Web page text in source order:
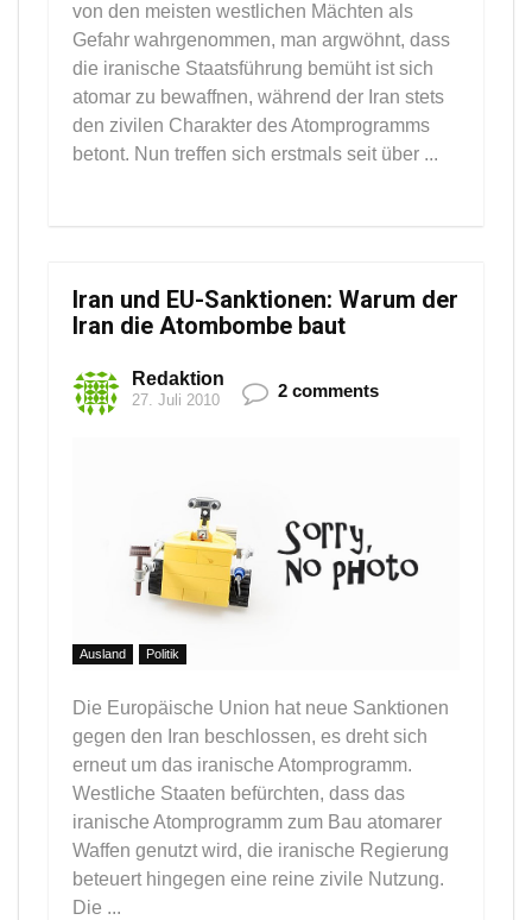
von den meisten westlichen Mächten als
Gefahr wahrgenommen, man argwöhnt, dass
die iranische Staatsführung bemüht ist sich
atomar zu bewaffnen, während der Iran stets
den zivilen Charakter des Atomprogramms
betont. Nun treffen sich erstmals seit über ...
Iran und EU-Sanktionen: Warum der
Iran die Atombombe baut
Redaktion
27. Juli 2010 2 comments
Ausland Politik
Die Europäische Union hat neue Sanktionen
gegen den Iran beschlossen, es dreht sich
erneut um das iranische Atomprogramm.
Westliche Staaten befürchten, dass das
iranische Atomprogramm zum Bau atomarer
Waffen genutzt wird, die iranische Regierung
beteuert hingegen eine reine zivile Nutzung.
Die ...